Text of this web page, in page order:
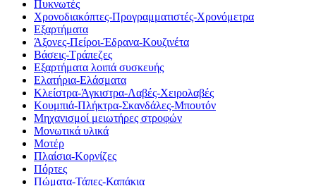
Πυκνωτές
Χρονοδιακόπτες-Προγραμματιστές-Χρονόμετρα
Εξαρτήματα
Άξονες-Πείροι-Έδρανα-Κουζινέτα
Βάσεις-Τράπεζες
Εξαρτήματα λοιπά συσκευής
Ελατήρια-Ελάσματα
Κλείστρα-Άγκιστρα-Λαβές-Χειρολαβές
Κουμπιά-Πλήκτρα-Σκανδάλες-Μπουτόν
Μηχανισμοί μειωτήρες στροφών
Μονωτικά υλικά
Μοτέρ
Πλαίσια-Κορνίζες
Πόρτες
Πώματα-Τάπες-Καπάκια